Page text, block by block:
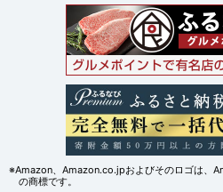
※Amazon、Amazon.co.jpおよびそのロゴは、
の商標です。